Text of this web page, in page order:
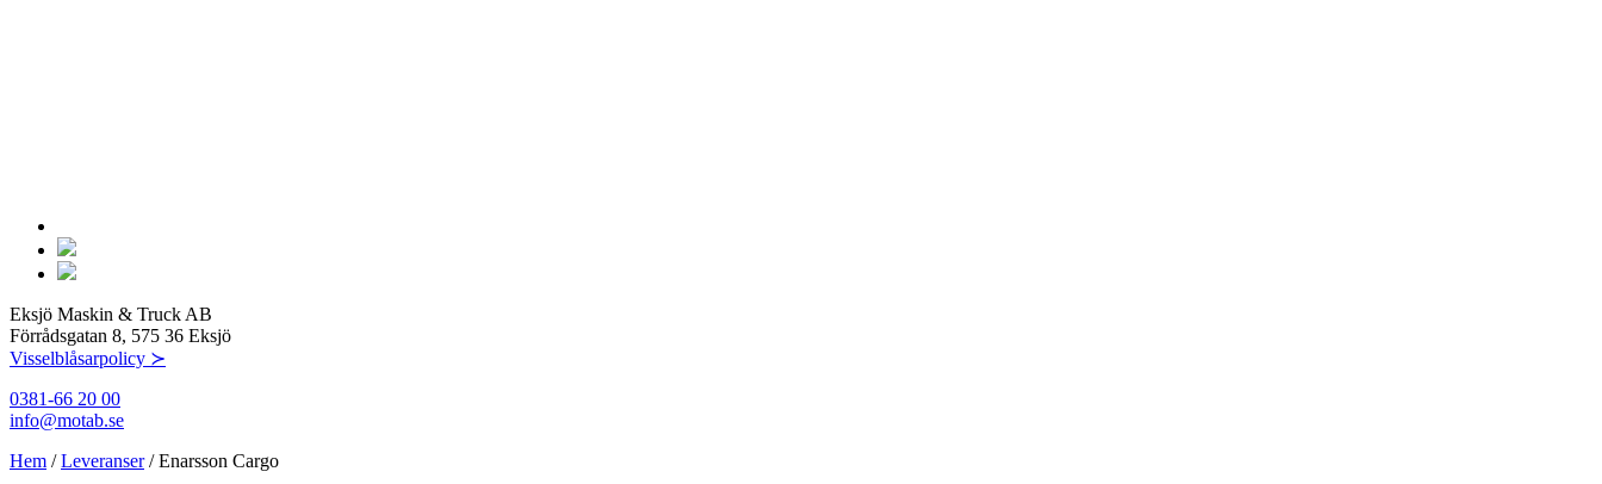
Eksjö Maskin & Truck AB
Förrådsgatan 8, 575 36 Eksjö
Visselblåsarpolicy ≻
0381-66 20 00
info@motab.se
Hem /Leveranser/Enarsson Cargo